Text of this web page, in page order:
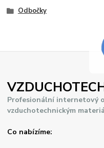
Odbočky
Profesionální internetový
vzduchotechnickým
Co nabízíme: